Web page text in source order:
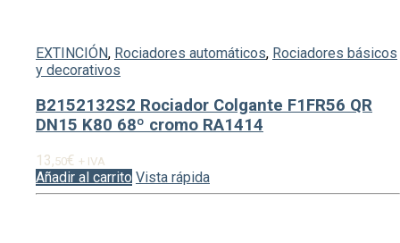
EXTINCIÓN, Rociadores automáticos, Rociadores básicos
y decorativos
B2152132S2 Rociador Colgante F1FR56 QR
DN15 K80 68º cromo RA1414
13,50€ + IVA
Añadir al carrito Vista rápida